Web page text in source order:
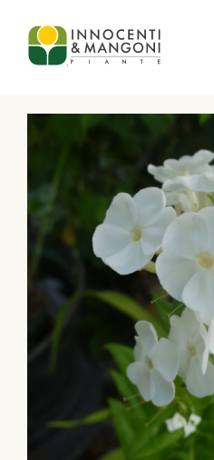
Skip to main content